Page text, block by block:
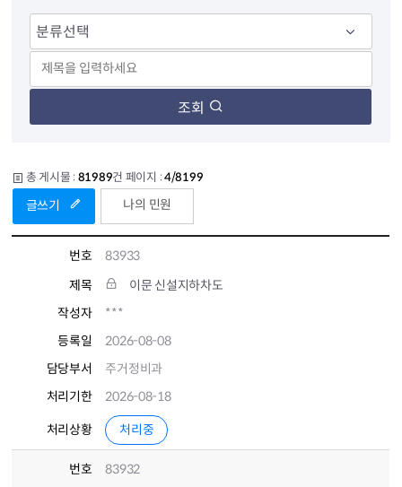
조회
총 게시물 : 81989건 페이지 :4/8199
글쓰기 나의 민원
번호
83933
제목
이문 신설지하차도
작성자
***
등록일
2026-08-08
담당부서
주거정비과
처리기한
2026-08-18
처리상황 처리중
번호
83932